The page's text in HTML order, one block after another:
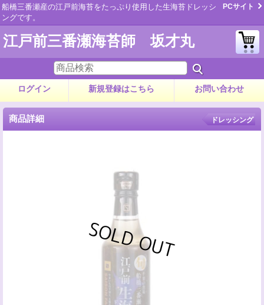
船橋三番瀬産の江戸前海苔をたっぷり使用した生海苔ドレッシ
ングです。
PCサイト
江戸前三番瀬海苔師 坂才丸
ログイン 新規登録はこちら お問い合わせ
商品詳細 ドレッシング